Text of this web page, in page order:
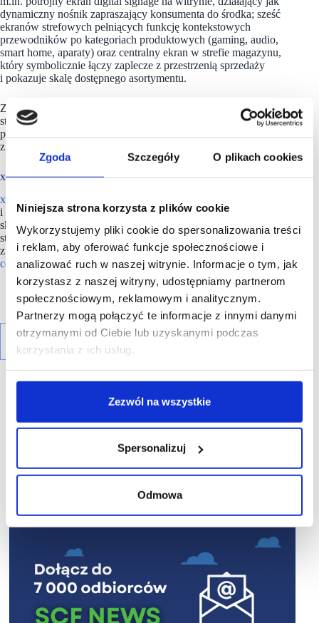
Zgoda Szczegóły O plikach cookies
Niniejsza strona korzysta z plików cookie
Wykorzystujemy pliki cookie do spersonalizowania treści
i reklam, aby oferować funkcje społecznościowe i
analizować ruch w naszej witrynie. Informacje o tym, jak
korzystasz z naszej witryny, udostępniamy partnerom
społecznościowym, reklamowym i analitycznym.
Partnerzy mogą połączyć te informacje z innymi danymi
otrzymanymi od Ciebie lub uzyskanymi podczas
korzystania z ich usług.
Zezwól na wszystkie
Spersonalizuj
Odmowa
dynamiczny nośnik zapraszający konsumenta do środka; sześć
ekranów strefowych pełniących funkcję kontekstowych
przewodników po kategoriach produktowych (gaming, audio,
smart home, aparaty) oraz centralny ekran w strefie magazynu,
który symbolicznie łączy zaplecze z przestrzenią sprzedaży
i pokazuje skalę dostępnego asortymentu.
Znaczącą rolę odgrywa również integracja online–offline:
stanowiska z szybkim dostępem do pełnej bazy ponad 50 000
produktów pozwalają połączyć wygodę e-commerce
z doświadczeniem fizycznej konsultacji.
x-kom obecny jest na rynku od ponad 20. lat
x-kom
i elektroniki użytkowej w Polsce. Od otwarcia pierwszego
sklepu w 2002 roku spółka dynamicznie rozwija sieć sklepów
stacjonarnych w całym kraju. Prowadzi też jedną
z największych i najważniejszych platforme-
commercew Polsce.
R E K L A M A